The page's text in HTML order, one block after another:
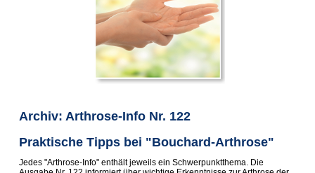
Archiv: Arthrose-Info Nr. 122
Praktische Tipps bei "Bouchard-Arthrose"
Jedes "Arthrose-Info" enthält jeweils ein Schwerpunktthema. Die